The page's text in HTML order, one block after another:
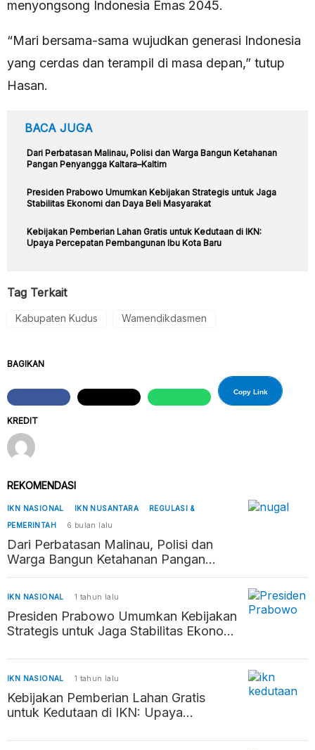
menyongsong Indonesia Emas 2045.
“Mari bersama-sama wujudkan generasi Indonesia
yang cerdas dan terampil di masa depan,” tutup
Hasan.
BACA JUGA
Dari Perbatasan Malinau, Polisi dan Warga Bangun Ketahanan
Pangan Penyangga Kaltara–Kaltim
Presiden Prabowo Umumkan Kebijakan Strategis untuk Jaga
Stabilitas Ekonomi dan Daya Beli Masyarakat
Kebijakan Pemberian Lahan Gratis untuk Kedutaan di IKN:
Upaya Percepatan Pembangunan Ibu Kota Baru
Tag Terkait
Kabupaten Kudus Wamendikdasmen
KREDIT
BAGIKAN
Copy Link
REKOMENDASI
IKN NASIONAL IKN NUSANTARA
REGULASI &
PEMERINTAH
6 bulan lalu
Dari Perbatasan Malinau, Polisi dan
Warga Bangun Ketahanan Pangan
Penyangga Kaltara–Kaltim
IKN NASIONAL 1 tahun lalu
Presiden Prabowo Umumkan Kebijakan
Strategis untuk Jaga Stabilitas Ekonomi
IKN NASIONAL 1 tahun lalu
Kebijakan Pemberian Lahan Gratis
untuk Kedutaan di IKN: Upaya
Baru